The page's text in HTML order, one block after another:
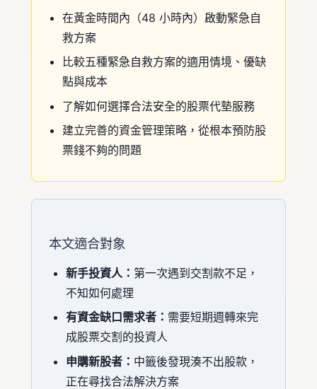
在黃金時間內（48 小時內）啟動緊急自
救方案
比較五種緊急自救方案的適用情境、優缺
點與成本
了解如何選擇合法安全的股票代墊服務
建立完善的資金管理策略，從根本預防股
票錢不夠的問題
本文適合對象
新手投資人： 第一次遇到交割款不足，
不知如何處理
有資金缺口需求者： 需要短期週轉來完
成股票交割的投資人
申購新股者： 中籤後發現湊不出股款，
正在尋找合法解決方案